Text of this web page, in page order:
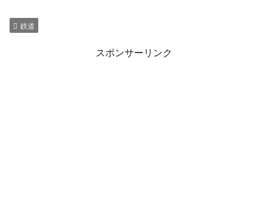
鉄道
スポンサーリンク